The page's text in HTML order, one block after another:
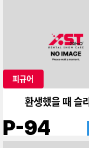
피규어
환생했을 때 슬
P-94